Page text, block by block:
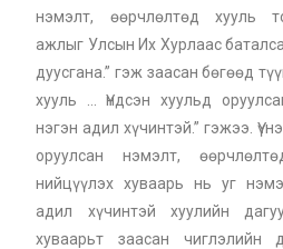
нэмэлт, өөрчлөлтөд хууль
ажлыг Улсын Их Хурлаас
дуусгана.” гэж заасан бөгөөд
хууль … Үндсэн хуульд
нэгэн адил хүчинтэй.” гэжээ.
оруулсан нэмэлт,
нийцүүлэх хуваарь нь уг
адил хүчинтэй хуулийн
хуваарьт заасан чиглэлийн